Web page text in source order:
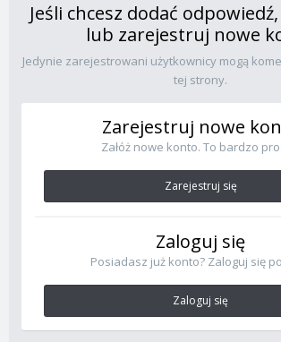
Jeśli chcesz dodać
lub zarejestruj nowe
Jedynie zarejestrowani użytkownicy mogą
tej strony.
Zarejestruj nowe
Załóż nowe konto. To bardzo
Zarejestruj się
Zaloguj się
Posiadasz już konto? Zaloguj się
Zaloguj się